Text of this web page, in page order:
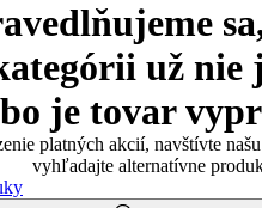
už nie
je tovar
platných akcií, navštívte
vyhľadajte alternatívne